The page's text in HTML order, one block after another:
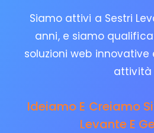
Siamo attivi a Sestri
anni, e siamo
soluzioni web
attività
Ideiamo E Creiamo
Levante E